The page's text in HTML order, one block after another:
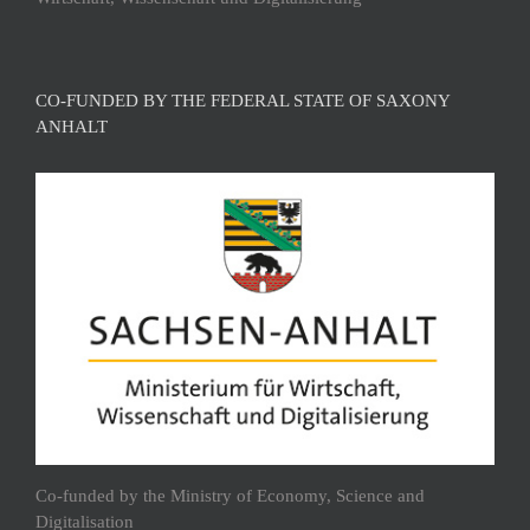
CO-FUNDED BY THE FEDERAL STATE OF SAXONY
ANHALT
Co-funded by the Ministry of Economy, Science and
Digitalisation